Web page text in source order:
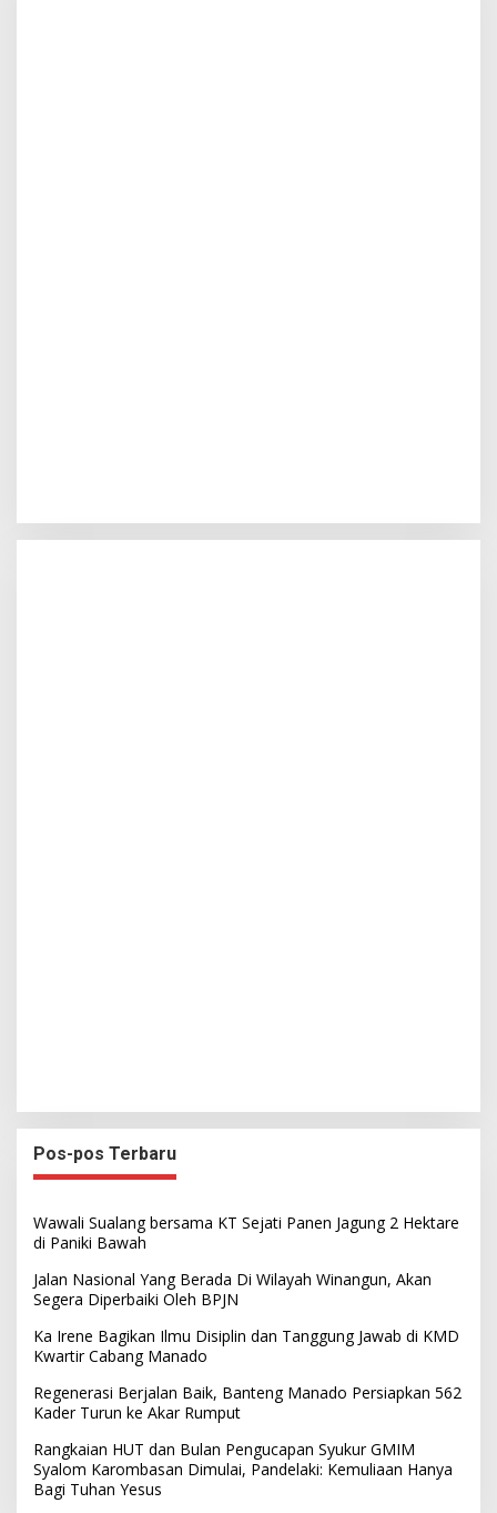
Pos-pos Terbaru
Wawali Sualang bersama KT Sejati Panen Jagung 2 Hektare
di Paniki Bawah
Jalan Nasional Yang Berada Di Wilayah Winangun, Akan
Segera Diperbaiki Oleh BPJN
Ka Irene Bagikan Ilmu Disiplin dan Tanggung Jawab di KMD
Kwartir Cabang Manado
Regenerasi Berjalan Baik, Banteng Manado Persiapkan 562
Kader Turun ke Akar Rumput
Rangkaian HUT dan Bulan Pengucapan Syukur GMIM
Syalom Karombasan Dimulai, Pandelaki: Kemuliaan Hanya
Bagi Tuhan Yesus